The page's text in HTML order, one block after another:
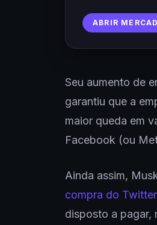
ABRIR
Seu aumento de
garantiu que a
maior queda em
Facebook (ou
Ainda assim,
compra do Twitter
disposto a pagar,